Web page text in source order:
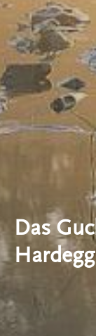
Das
Hardegg